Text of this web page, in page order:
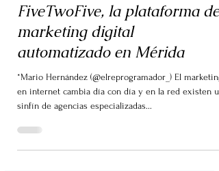
FiveTwoFive, la plataforma de
marketing digital
automatizado en Mérida
*Mario Hernández (@elreprogramador_) El marketing
en internet cambia día con día y en la red existen un
sinfín de agencias especializadas...